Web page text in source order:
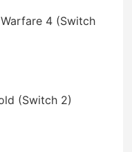
4 (Switch
(Switch 2)